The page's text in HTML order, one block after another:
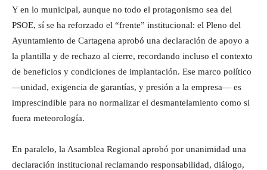
Y en lo municipal, aunque no todo el protagonismo sea del
PSOE, sí se ha reforzado el “frente” institucional: el Pleno del
Ayuntamiento de Cartagena aprobó una declaración de apoyo a
la plantilla y de rechazo al cierre, recordando incluso el contexto
de beneficios y condiciones de implantación. Ese marco político
—unidad, exigencia de garantías, y presión a la empresa— es
imprescindible para no normalizar el desmantelamiento como si
fuera meteorología.
En paralelo, la Asamblea Regional aprobó por unanimidad una
declaración institucional reclamando responsabilidad, diálogo,